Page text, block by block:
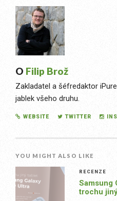
O Filip Brož
Zakladatel a šéfredaktor
jablek všeho druhu.
WEBSITE TWITTER
YOU MIGHT ALSO LIKE
RECENZE
Samsung
trochu